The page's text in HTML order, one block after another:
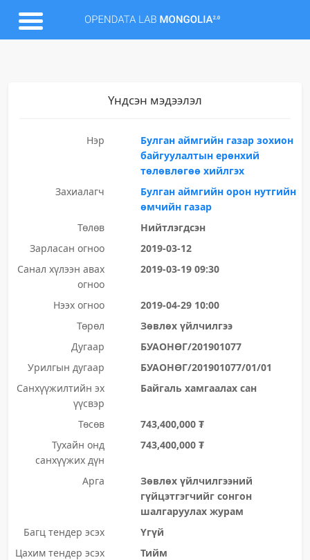
Үндсэн мэдээлэл
Нэр
Булган аймгийн газар зохион
байгуулалтын ерөнхий
төлөвлөгөө хийлгэх
Захиалагч
Булган аймгийн орон нутгийн
өмчийн газар
Төлөв
Нийтлэгдсэн
Зарласан огноо
2019-03-12
Санал хүлээн авах
огноо
2019-03-19 09:30
Нээх огноо
2019-04-29 10:00
Төрөл
Зөвлөх үйлчилгээ
Дугаар
БУАОНӨГ/201901077
Урилгын дугаар
БУАОНӨГ/201901077/01/01
Санхүүжилтийн эх
үүсвэр
Байгаль хамгаалах сан
Төсөв
743,400,000 ₮
Тухайн онд
санхүүжих дүн
743,400,000 ₮
Арга
Зөвлөх үйлчилгээний
гүйцэтгэгчийг сонгон
шалгаруулах журам
Багц тендер эсэх
Үгүй
Цахим тендер эсэх
Тийм